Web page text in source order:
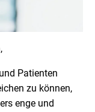
Patienten
zu können,
enge und